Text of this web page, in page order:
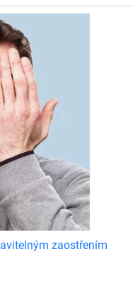
zaostřením